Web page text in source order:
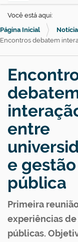
e
g
a
Você está aqui:
Página Inicial
Encontros debatem
entre
e gestão
pública
Primeira
experiências
públicas.